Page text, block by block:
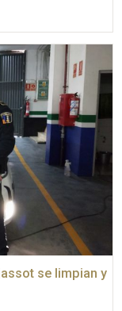
se limpian y